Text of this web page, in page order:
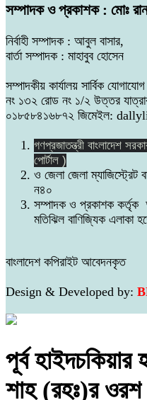
সম্পাদক ও প্রকাশক : মোঃ
নির্বাহী সম্পাদক : আবুল
বার্তা সম্পাদক : মাহাবুব হোসেন
সম্পাদকীয় কার্যালয় সার্বিক
নং ১৩২ রোড নং ১/২ উত্তর
০১৮৫৮৪১৬৮৭২ জিমেইল:
গণপ্রজাতন্ত্রী বাংলাদেশ
পোর্টাল )
ও জেলা জেলা
ন৪০
সম্পাদক ও প্রকাশক কর্তৃক
মতিঝিল বাণিজ্যিক এলাকা
বাংলাদেশ কপিরাইট আবেদনকৃত
Design & Developed by:
পূর্ব হাইদচকিয়ার
শাহ (রহঃ)র ওরশ